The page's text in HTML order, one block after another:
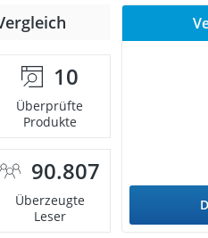
10
Überprüfte
Produkte
90.807
Überzeugte
Leser